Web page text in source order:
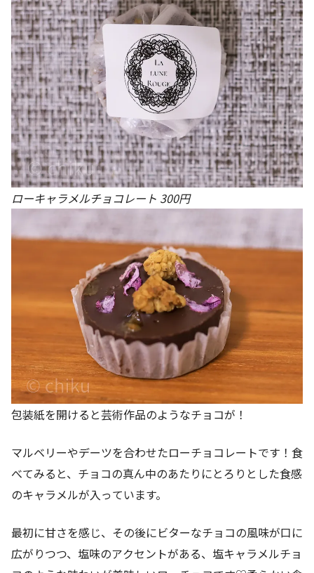
ローキャラメルチョコレート 300円
包装紙を開けると芸術作品のようなチョコが！
マルベリーやデーツを合わせたローチョコレートです！食
べてみると、チョコの真ん中のあたりにとろりとした食感
のキャラメルが入っています。
最初に甘さを感じ、その後にビターなチョコの風味が口に
広がりつつ、塩味のアクセントがある、塩キャラメルチョ